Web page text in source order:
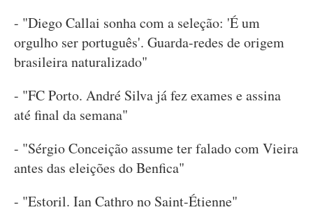
- "Diego Callai sonha com a seleção: 'É um
orgulho ser português'. Guarda-redes de origem
brasileira naturalizado"
- "FC Porto. André Silva já fez exames e assina
até final da semana"
- "Sérgio Conceição assume ter falado com Vieira
antes das eleições do Benfica"
- "Estoril. Ian Cathro no Saint-Étienne"